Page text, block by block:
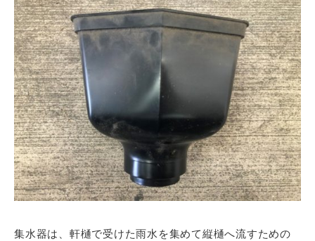
集水器は、軒樋で受けた雨水を集めて縦樋へ流すための